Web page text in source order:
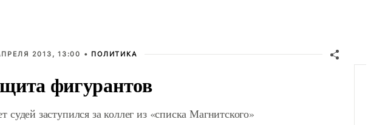
2013, 13:00 • ПОЛИТИКА
фигурантов
судей заступился за коллег из «списка Магнитского»